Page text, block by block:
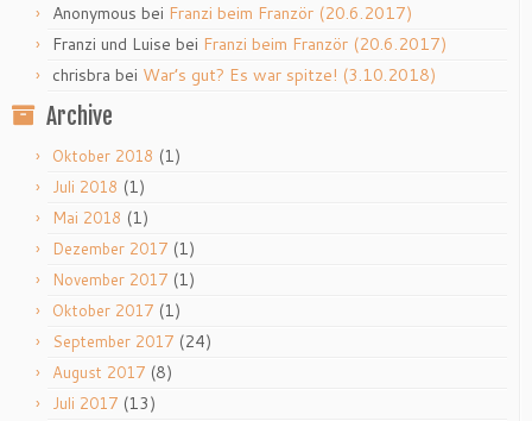
Anonymous bei Franzi beim Franzör (20.6.2017)
Franzi und Luise bei Franzi beim Franzör (20.6.2017)
chrisbra bei War’s gut? Es war spitze! (3.10.2018)
Archive
Oktober 2018 (1)
Juli 2018 (1)
Mai 2018 (1)
Dezember 2017 (1)
November 2017 (1)
Oktober 2017 (1)
September 2017 (24)
August 2017 (8)
Juli 2017 (13)